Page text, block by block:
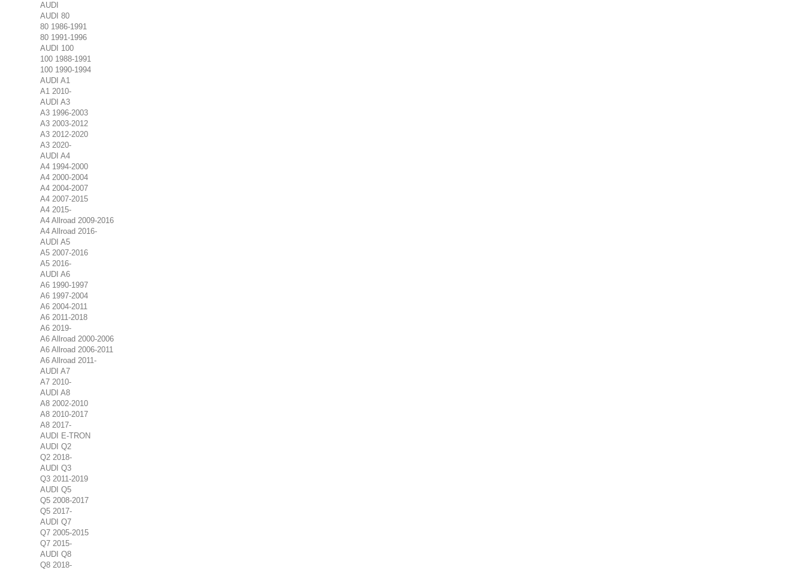
AUDI
AUDI 80
80 1986-1991
80 1991-1996
AUDI 100
100 1988-1991
100 1990-1994
AUDI A1
A1 2010-
AUDI A3
A3 1996-2003
A3 2003-2012
A3 2012-2020
A3 2020-
AUDI A4
A4 1994-2000
A4 2000-2004
A4 2004-2007
A4 2007-2015
A4 2015-
A4 Allroad 2009-2016
A4 Allroad 2016-
AUDI A5
A5 2007-2016
A5 2016-
AUDI A6
A6 1990-1997
A6 1997-2004
A6 2004-2011
A6 2011-2018
A6 2019-
A6 Allroad 2000-2006
A6 Allroad 2006-2011
A6 Allroad 2011-
AUDI A7
A7 2010-
AUDI A8
A8 2002-2010
A8 2010-2017
A8 2017-
AUDI E-TRON
AUDI Q2
Q2 2018-
AUDI Q3
Q3 2011-2019
AUDI Q5
Q5 2008-2017
Q5 2017-
AUDI Q7
Q7 2005-2015
Q7 2015-
AUDI Q8
Q8 2018-